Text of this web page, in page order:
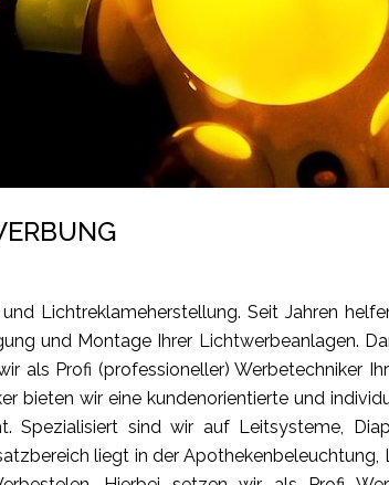
Lichtreklameherstellung. Seit Jahren
und Montage Ihrer Lichtwerbeanlagen.
als Profi (professioneller) Werbetechniker
bieten wir eine kundenorientierte und
sind wir auf Leitsysteme,
liegt in der Apothekenbeleuchtung,